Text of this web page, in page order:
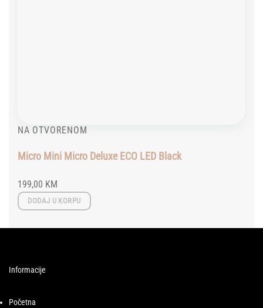
NA OTVORENOM
Micro Mini Micro Deluxe ECO LED Black
199,00 KM
DODAJ U KORPU
Informacije
Početna